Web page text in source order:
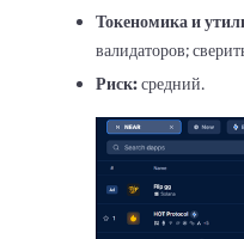
Токеномика и
валидаторов;
Риск:средний.